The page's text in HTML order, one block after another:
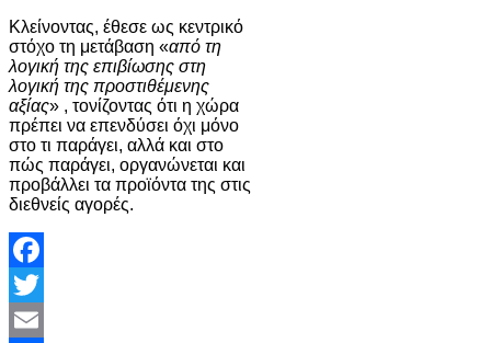
Κλείνοντας, έθεσε ως κεντρικό
στόχο τη μετάβαση «από τη
λογική της επιβίωσης στη
λογική της προστιθέμενης
αξίας» , τονίζοντας ότι η χώρα
πρέπει να επενδύσει όχι μόνο
στο τι παράγει, αλλά και στο
πώς παράγει, οργανώνεται και
προβάλλει τα προϊόντα της στις
διεθνείς αγορές.
Facebook
Twitter